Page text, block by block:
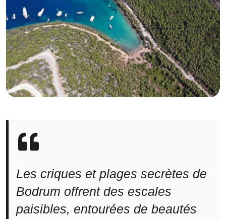
Les criques et plages secrètes de
Bodrum offrent des escales
paisibles, entourées de beautés